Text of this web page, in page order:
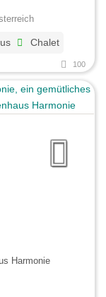
Chalet
100
Harmonie